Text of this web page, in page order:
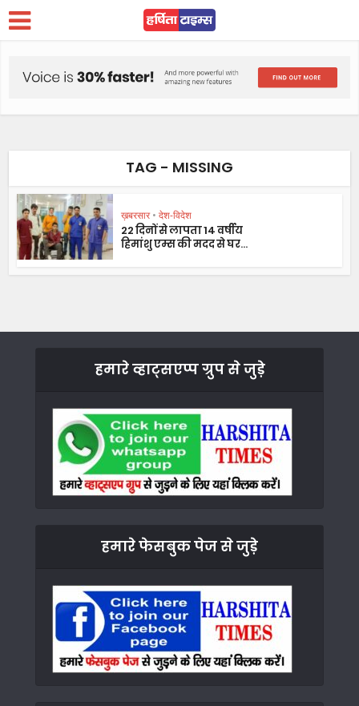
TAG - MISSING
ख़बरसार • देश-विदेश
22 दिनों से लापता 14 वर्षीय
हिमांशु एम्स की मदद से घर...
हमारे व्हाट्सएप्प ग्रुप से जुड़े
हमारे फेसबुक पेज से जुड़े